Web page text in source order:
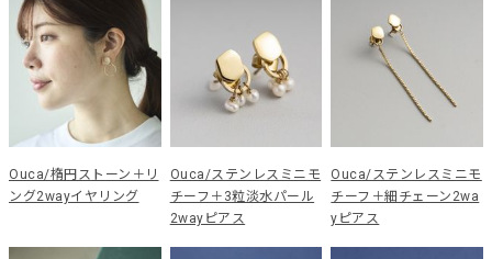
Ouca/楕円ストーン＋リ
ング2wayイヤリング
Ouca/ステンレスミニモ
チーフ＋3粒淡水パール
2wayピアス
Ouca/ステンレスミニモ
チーフ＋細チェーン2wa
yピアス